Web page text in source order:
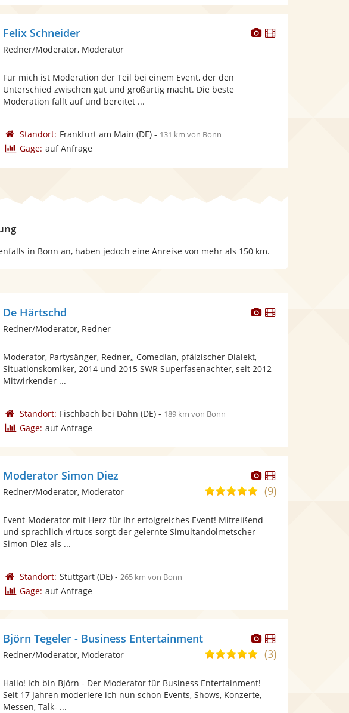
DieserDieser
Felix Schneider
Redner/Moderator, Moderator
Für mich ist Moderation der Teil bei einem Event, der den
Unterschied zwischen gut und großartig macht. Die beste
Moderation fällt auf und bereitet ...
Standort: Frankfurt am Main (DE)- 131 km von Bonn
Gage: auf Anfrage
in Bonn an, haben jedoch eine Anreise von mehr als 150 km.
Dieser
bereit.
Dieser
De Härtschd
Redner/Moderator, Redner
Moderator, Partysänger, Redner,, Comedian, pfälzischer Dialekt,
Situationskomiker, 2014 und 2015 SWR Superfasenachter, seit 2012
Mitwirkender ...
Standort: Fischbach bei Dahn (DE)- 189 km von Bonn
Gage: auf Anfrage
Dieser
Künstler
stellt
Fotos
bereit.
Dieser
Künstler
Moderator Simon Diez
4,9
5
(9)
Redner/Moderator, Moderator
Event-Moderator mit Herz für Ihr erfolgreiches Event! Mitreißend
und sprachlich virtuos sorgt der gelernte Simultandolmetscher
Simon Diez als ...
Standort: Stuttgart(DE)- 265 km von Bonn
Gage: auf Anfrage
Dieser
Künstler
stellt
Dieser
Künstler
Björn Tegeler - Business Entertainment
4,9
5
Sternen
(3)
Redner/Moderator, Moderator
Hallo! Ich bin Björn - Der Moderator für Business Entertainment!
Seit 17 Jahren moderiere ich nun schon Events, Shows, Konzerte,
Messen, Talk- ...